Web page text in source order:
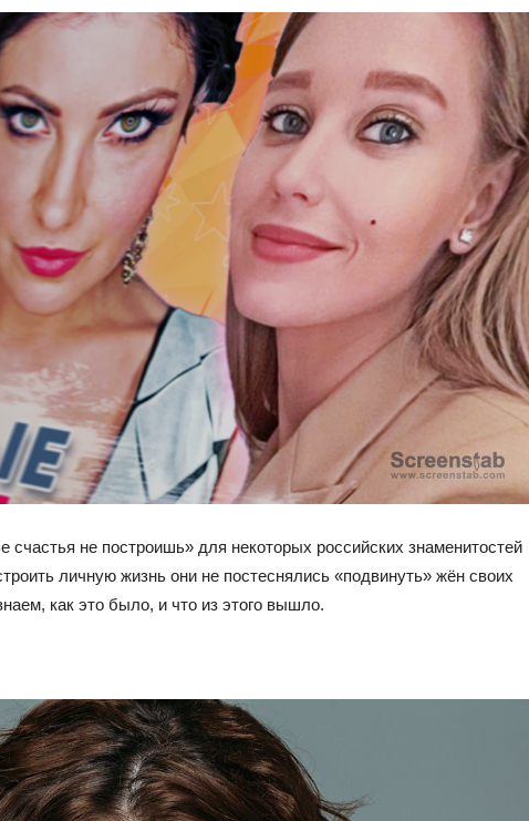
не построишь» для некоторых российских знаменитостей
личную жизнь они не постеснялись «подвинуть» жён своих
как это было, и что из этого вышло.